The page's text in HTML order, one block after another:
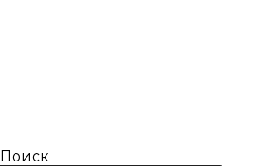
Поиск